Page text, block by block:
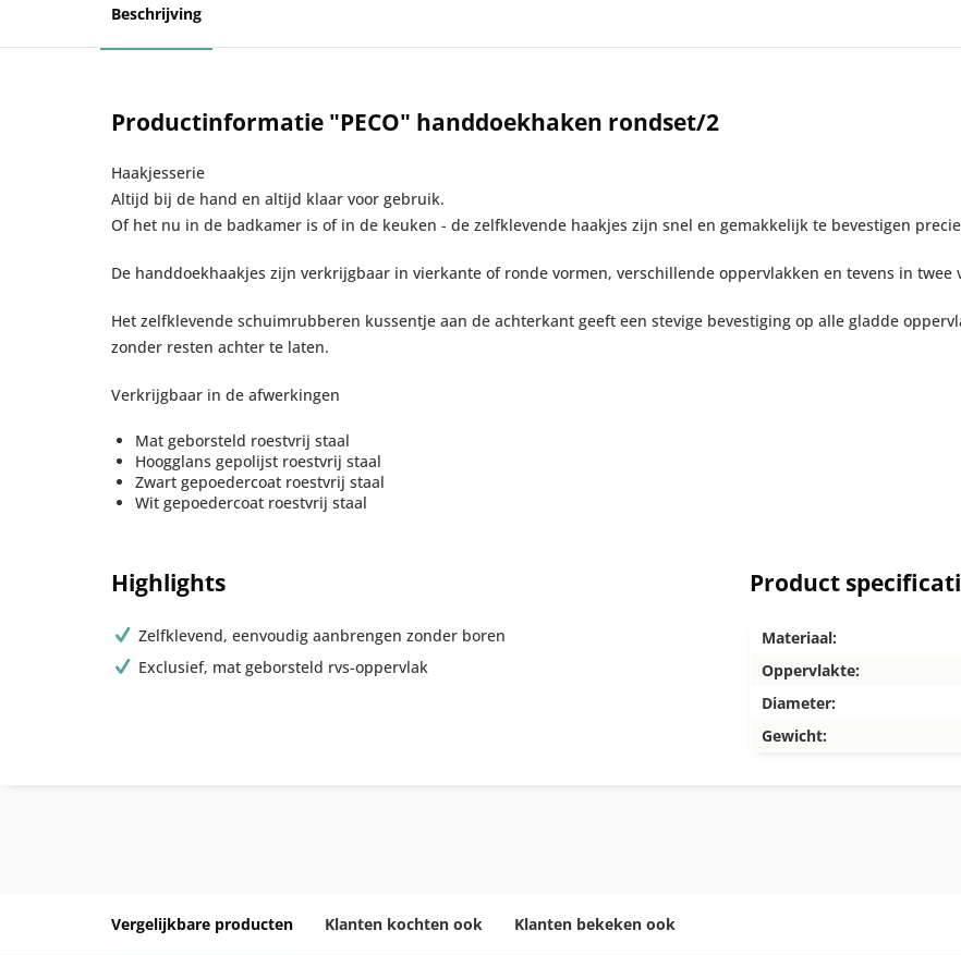
Beschrijving
Productinformatie "PECO" handdoekhaken rondset/2
Haakjesserie
Altijd bij de hand en altijd klaar voor gebruik.
Of het nu in de badkamer is of in de keuken - de zelfklevende haakjes zijn snel en gemakkelijk te bevestigen
De handdoekhaakjes zijn verkrijgbaar in vierkante of ronde vormen, verschillende oppervlakken en tevens in twee
Het zelfklevende schuimrubberen kussentje aan de achterkant geeft een stevige bevestiging op alle gladde
zonder resten achter te laten.
Verkrijgbaar in de afwerkingen
Mat geborsteld roestvrij staal
Hoogglans gepolijst roestvrij staal
Zwart gepoedercoat roestvrij staal
Wit gepoedercoat roestvrij staal
Highlights
Zelfklevend, eenvoudig aanbrengen zonder boren
Exclusief, mat geborsteld rvs-oppervlak
Product
Materiaal:
Oppervlakte:
Diameter:
Gewicht:
Vergelijkbare producten Klanten kochten ook Klanten bekeken ook